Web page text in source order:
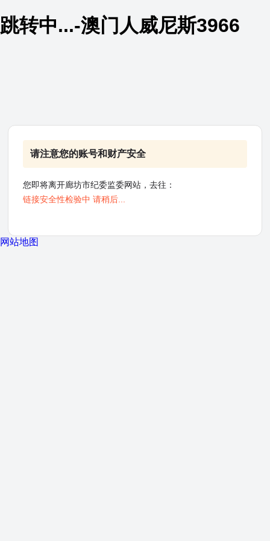
跳转中...-澳门人威尼斯3966
请注意您的账号和财产安全
您即将离开廊坊市纪委监委网站，去往：
链接安全性检验中 请稍后...
网站地图